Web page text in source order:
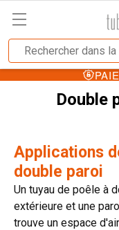
Double
Applications
double paroi
Un tuyau de poêle à
extérieure et une
trouve un espace